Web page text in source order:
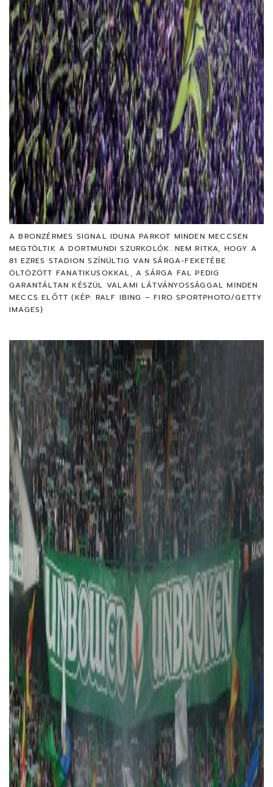
A BRONZÉRMES SIGNAL IDUNA PARKOT MINDEN MECCSEN
MEGTÖLTIK A DORTMUNDI SZURKOLÓK. NEM RITKA, HOGY A
81 EZRES STADION SZÍNÜLTIG VAN SÁRGA-FEKETÉBE
ÖLTÖZÖTT FANATIKUSOKKAL, A SÁRGA FAL PEDIG
GARANTÁLTAN KÉSZÜL VALAMI LÁTVÁNYOSSÁGGAL MINDEN
MECCS ELŐTT (KÉP: RALF IBING – FIRO SPORTPHOTO/GETTY
IMAGES)